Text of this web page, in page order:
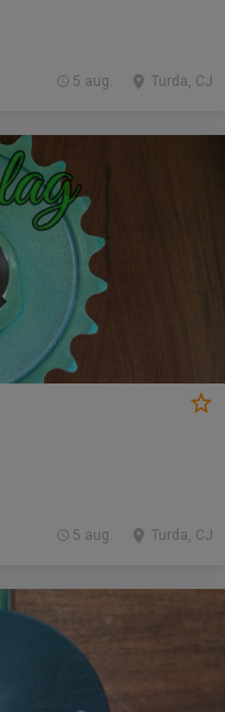
Turda, CJ
5 aug.
Turda, CJ
5 aug.